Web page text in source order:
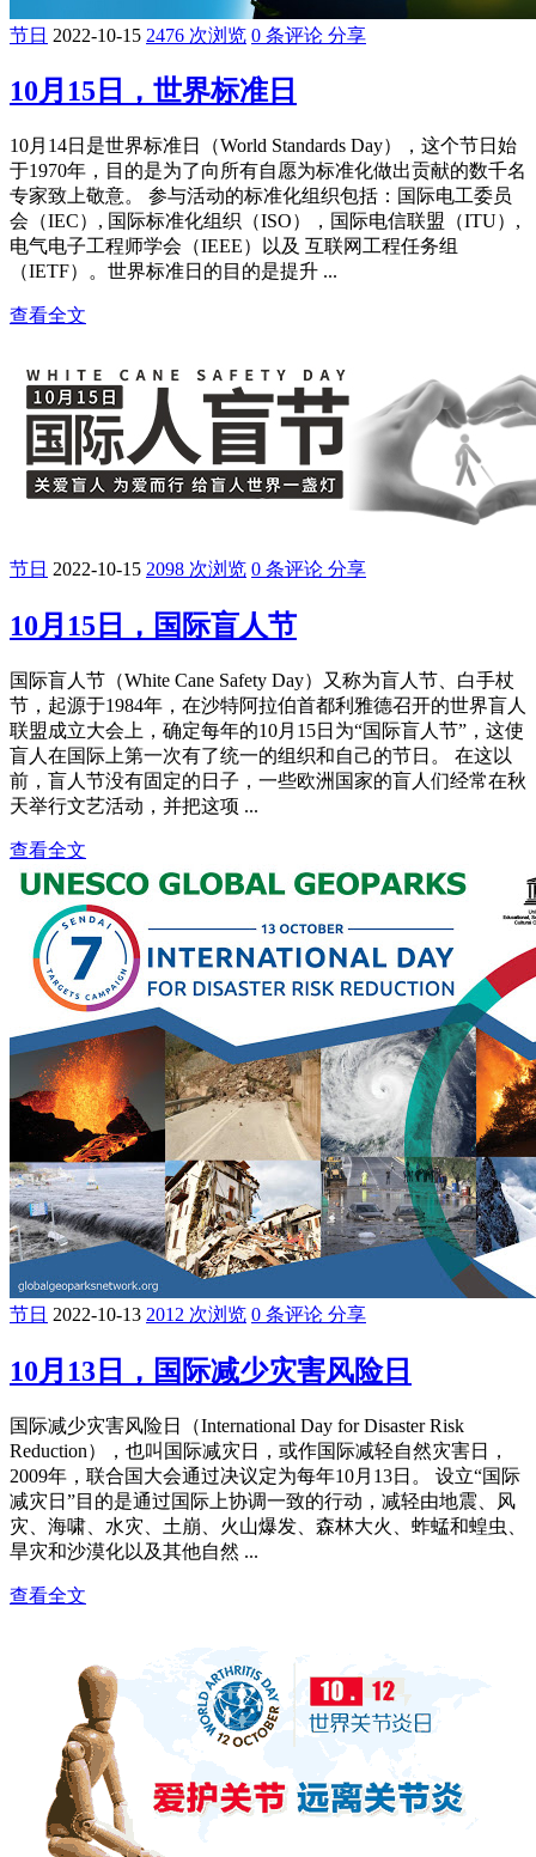
节日 2022-10-15 2476 次浏览 0 条评论 分享
10月15日，世界标准日
10月14日是世界标准日（World Standards Day），这个节日始
于1970年，目的是为了向所有自愿为标准化做出贡献的数千名
专家致上敬意。 参与活动的标准化组织包括：国际电工委员
会（IEC）, 国际标准化组织（ISO），国际电信联盟（ITU）,
电气电子工程师学会（IEEE）以及 互联网工程任务组
（IETF）。世界标准日的目的是提升 ...
查看全文
节日 2022-10-15 2098 次浏览 0 条评论 分享
10月15日，国际盲人节
国际盲人节（White Cane Safety Day）又称为盲人节、白手杖
节，起源于1984年，在沙特阿拉伯首都利雅德召开的世界盲人
联盟成立大会上，确定每年的10月15日为“国际盲人节”，这使
盲人在国际上第一次有了统一的组织和自己的节日。 在这以
前，盲人节没有固定的日子，一些欧洲国家的盲人们经常在秋
天举行文艺活动，并把这项 ...
查看全文
节日 2022-10-13 2012 次浏览 0 条评论 分享
10月13日，国际减少灾害风险日
国际减少灾害风险日（International Day for Disaster Risk
Reduction），也叫国际减灾日，或作国际减轻自然灾害日，
2009年，联合国大会通过决议定为每年10月13日。 设立“国际
减灾日”目的是通过国际上协调一致的行动，减轻由地震、风
灾、海啸、水灾、土崩、火山爆发、森林大火、蚱蜢和蝗虫、
旱灾和沙漠化以及其他自然 ...
查看全文